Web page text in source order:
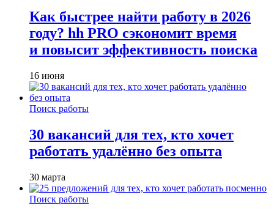
Как быстрее найти работу в 2026
году? hh PRO сэкономит время
и повысит эффективность поиска
16 июня
Поиск работы
30 вакансий для тех, кто хочет
работать удалённо без опыта
30 марта
Поиск работы